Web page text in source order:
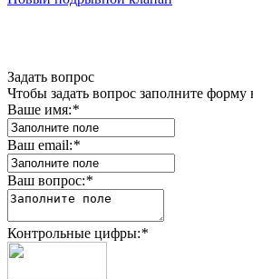
Задать вопрос
Чтобы задать вопрос заполните форму
Ваше имя:*
Ваш email:*
Ваш вопрос:*
Контрольные цифры:*